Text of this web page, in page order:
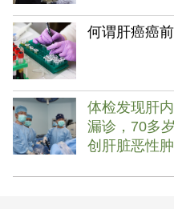
何谓肝癌癌
体检发现肝
漏诊，70多
创肝脏恶性